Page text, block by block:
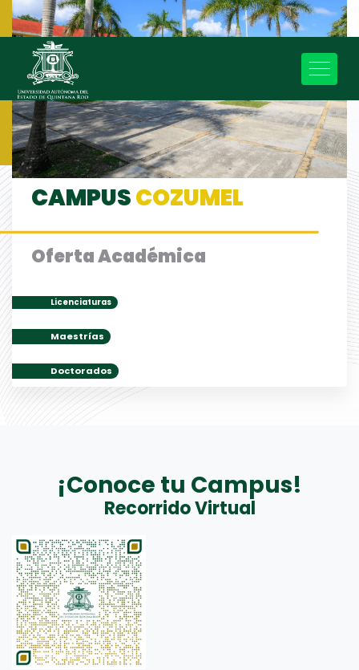
TRANSPARENCIA
CALENDARIO
INTRANET
CORREO
CAMPUSCOZUMEL
Oferta Académica
Licenciaturas
Maestrías
Doctorados
¡Conoce tu Campus!
Recorrido Virtual